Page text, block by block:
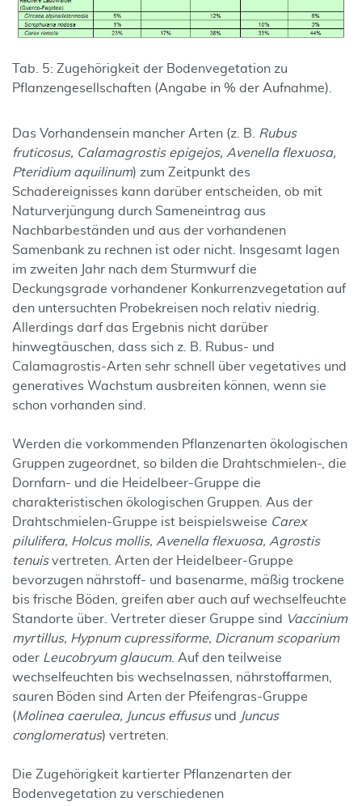
Tab. 5: Zugehörigkeit der Bodenvegetation zu
Pflanzengesellschaften (Angabe in % der Aufnahme).
Das Vorhandensein mancher Arten (z. B. Rubus
fruticosus, Calamagrostis epigejos, Avenella flexuosa,
Pteridium aquilinum) zum Zeitpunkt des
Schadereignisses kann darüber entscheiden, ob mit
Naturverjüngung durch Sameneintrag aus
Nachbarbeständen und aus der vorhandenen
Samenbank zu rechnen ist oder nicht. Insgesamt lagen
im zweiten Jahr nach dem Sturmwurf die
Deckungsgrade vorhandener Konkurrenzvegetation auf
den untersuchten Probekreisen noch relativ niedrig.
Allerdings darf das Ergebnis nicht darüber
hinwegtäuschen, dass sich z. B. Rubus- und
Calamagrostis-Arten sehr schnell über vegetatives und
generatives Wachstum ausbreiten können, wenn sie
schon vorhanden sind.
Werden die vorkommenden Pflanzenarten ökologischen
Gruppen zugeordnet, so bilden die Drahtschmielen-, die
Dornfarn- und die Heidelbeer-Gruppe die
charakteristischen ökologischen Gruppen. Aus der
Drahtschmielen-Gruppe ist beispielsweise Carex
pilulifera, Holcus mollis, Avenella flexuosa, Agrostis
tenuisvertreten. Arten der Heidelbeer-Gruppe
bevorzugen nährstoff- und basenarme, mäßig trockene
bis frische Böden, greifen aber auch auf wechselfeuchte
Standorte über. Vertreter dieser Gruppe sind
Vaccinium
myrtillus, Hypnum cupressiforme, Dicranum scoparium
oder Leucobryum glaucum. Auf den teilweise
wechselfeuchten bis wechselnassen, nährstoffarmen,
sauren Böden sind Arten der Pfeifengras-Gruppe
(Molinea caerulea, Juncus effususund
Juncus
conglomeratus) vertreten.
Die Zugehörigkeit kartierter Pflanzenarten der
Bodenvegetation zu verschiedenen